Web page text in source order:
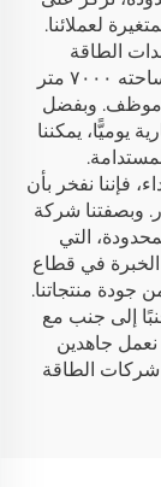
لعملائنا.
الطاقة
الشمسية المحمولة لدينا. ولدينا مصنع حديث مساحته ٧٠٠٠ متر
مربع يقع في بلدة فنغغانغ، ويعمل فيه نحو ٢٠٠ موظف. وبفضل
إلى ٥٠٠٠٠ وحدة بطارية يوميًّا، يمكننا
فإننا نفخر بأن
وبصفتنا شركة
التي
من الخبرة في قطاع
جودة منتجاتنا.
إلى جنب مع
نعمل جاهدين
شركات الطاقة